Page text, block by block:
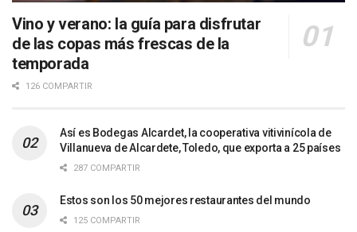
Vino y verano: la guía para disfrutar
de las copas más frescas de la
temporada
126 COMPARTIR
Así es Bodegas Alcardet, la cooperativa vitivinícola de
Villanueva de Alcardete, Toledo, que exporta a 25 países
287 COMPARTIR
Estos son los 50 mejores restaurantes del mundo
125 COMPARTIR